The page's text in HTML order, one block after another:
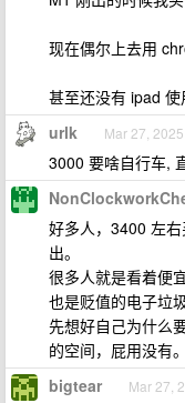
现在偶尔上去用
甚至还没有 ipad 使
urlk Mar 27, 2025
3000 要啥自行车,
好多人，3400 左
出。
很多人就是看着便
也是贬值的电子垃圾
先想好自己为什么
的空间，屁用没有。
bigtear Mar 27,